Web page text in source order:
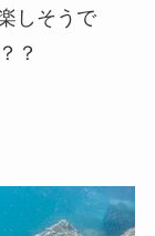
しそうで
？